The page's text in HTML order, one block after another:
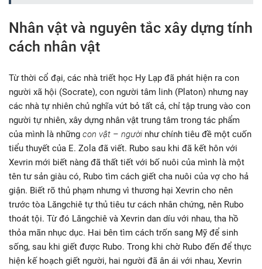
Nhân vật và nguyên tắc xây dựng tính
cách nhân vật
Từ thời cổ đại, các nhà triết học Hy Lạp đã phát hiện ra con
người xã hội (Socrate), con người tâm linh (Platon) nhưng nay
các nhà tự nhiên chủ nghĩa vứt bỏ tất cả, chỉ tập trung vào con
người tự nhiên, xây dựng nhân vật trung tâm trong tác phẩm
của mình là những con vật – người như chính tiêu đề một cuốn
tiểu thuyết của E. Zola đã viết. Rubo sau khi đã kết hôn với
Xevrin mới biết nàng đã thất tiết với bố nuôi của mình là một
tên tư sản giàu có, Rubo tìm cách giết cha nuôi của vợ cho hả
giận. Biết rõ thủ phạm nhưng vì thương hại Xevrin cho nên
trước tòa Lăngchiê tự thủ tiêu tư cách nhân chứng, nên Rubo
thoát tội. Từ đó Lăngchiê và Xevrin dan díu với nhau, tha hồ
thỏa mãn nhục dục. Hai bên tìm cách trốn sang Mỹ để sinh
sống, sau khi giết được Rubo. Trong khi chờ Rubo đến để thực
hiện kế hoạch giết người, hai người đã ân ái với nhau, Xevrin